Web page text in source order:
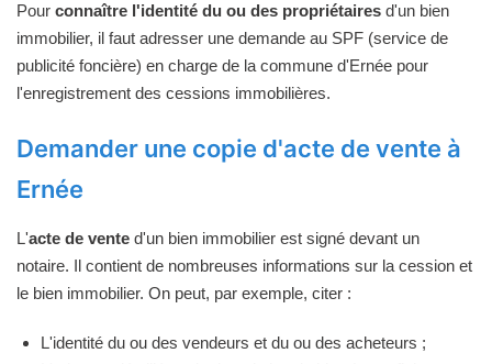
Pour connaître l'identité du ou des propriétaires d'un bien
immobilier, il faut adresser une demande au SPF (service de
publicité foncière) en charge de la commune d'Ernée pour
l'enregistrement des cessions immobilières.
Demander une copie d'acte de vente à
Ernée
L'acte de vente d'un bien immobilier est signé devant un
notaire. Il contient de nombreuses informations sur la cession et
le bien immobilier. On peut, par exemple, citer :
L'identité du ou des vendeurs et du ou des acheteurs ;